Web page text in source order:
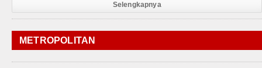
Selengkapnya
METROPOLITAN